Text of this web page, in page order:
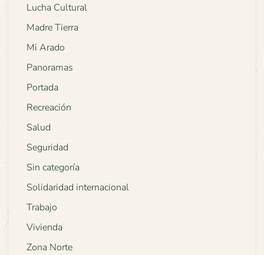
Lucha Cultural
Madre Tierra
Mi Arado
Panoramas
Portada
Recreación
Salud
Seguridad
Sin categoría
Solidaridad internacional
Trabajo
Vivienda
Zona Norte